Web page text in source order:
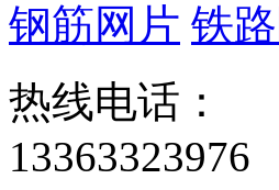
钢筋网片 铁
热线电话：
13363323976